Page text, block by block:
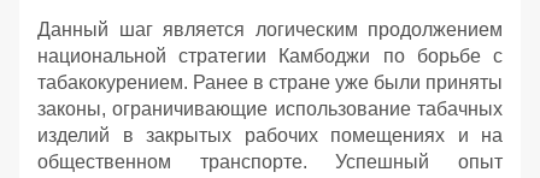
Данный шаг является логическим продолжением
национальной стратегии Камбоджи по борьбе с
табакокурением. Ранее в стране уже были приняты
законы, ограничивающие использование табачных
изделий в закрытых рабочих помещениях и на
общественном транспорте. Успешный опыт